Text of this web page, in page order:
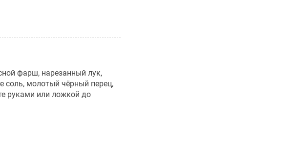
фарш, нарезанный лук,
соль, молотый чёрный перец,
руками или ложкой до